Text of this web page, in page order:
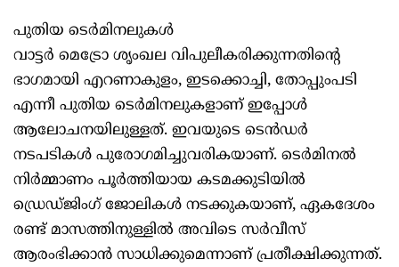
പുതിയ ടെർമിനലുകൾ
വാട്ടർ മെട്രോ ശൃംഖല വിപുലീകരിക്കുന്നതിന്റെ
ഭാഗമായി എറണാകുളം, ഇടക്കൊച്ചി, തോപ്പുംപടി
എന്നീ പുതിയ ടെർമിനലുകളാണ് ഇപ്പോൾ
ആലോചനയിലുള്ളത്. ഇവയുടെ ടെൻഡർ
നടപടികൾ പുരോഗമിച്ചുവരികയാണ്. ടെർമിനൽ
നിർമ്മാണം പൂർത്തിയായ കടമക്കുടിയിൽ
ഡ്രെഡ്ജിംഗ് ജോലികൾ നടക്കുകയാണ്, ഏകദേശം
രണ്ട് മാസത്തിനുള്ളിൽ അവിടെ സർവീസ്
ആരംഭിക്കാൻ സാധിക്കുമെന്നാണ് പ്രതീക്ഷിക്കുന്നത്.